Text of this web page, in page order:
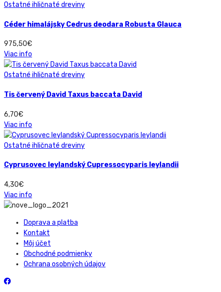
Ostatné ihličnaté dreviny
Céder himalájsky Cedrus deodara Robusta Glauca
975,50€
Viac info
Ostatné ihličnaté dreviny
Tis červený David Taxus baccata David
6,70€
Viac info
Ostatné ihličnaté dreviny
Cyprusovec leylandský Cupressocyparis leylandii
4,30€
Viac info
Doprava a platba
Kontakt
Môj účet
Obchodné podmienky
Ochrana osobných údajov